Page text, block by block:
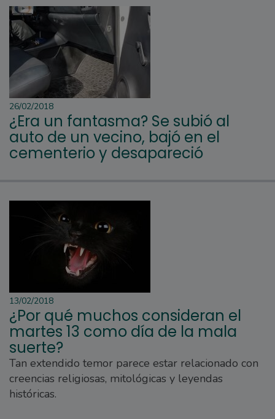
26/02/2018
¿Era un fantasma? Se subió al
auto de un vecino, bajó en el
cementerio y desapareció
13/02/2018
¿Por qué muchos consideran el
martes 13 como día de la mala
suerte?
Tan extendido temor parece estar relacionado con
creencias religiosas, mitológicas y leyendas
históricas.